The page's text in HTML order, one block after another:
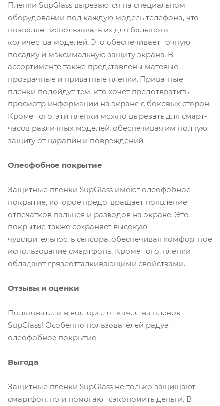
Пленки SupGlass вырезаются на специальном
оборудовании под каждую модель телефона, что
позволяет использовать их для большого
количества моделей. Это обеспечивает точную
посадку и максимальную защиту экрана. В
ассортименте также представлены матовые,
прозрачные и приватные пленки. Приватные
пленки подойдут тем, кто хочет предотвратить
просмотр информации на экране с боковых сторон.
Кроме того, эти пленки можно вырезать для смарт-
часов различных моделей, обеспечивая им полную
защиту от царапин и повреждений.
Олеофобное покрытие
Защитные пленки SupGlass имеют олеофобное
покрытие, которое предотвращает появление
отпечатков пальцев и разводов на экране. Это
покрытие также сохраняет высокую
чувствительность сенсора, обеспечивая комфортное
использование смартфона. Кроме того, пленки
обладают грязеотталкивающими свойствами.
Отзывы и оценки
Пользователи в восторге от качества пленок
SupGlass! Особенно пользователей радует
олеофобное покрытие.
Выгода
Защитные пленки SupGlass не только защищают
смартфон, но и помогают сэкономить деньги. В